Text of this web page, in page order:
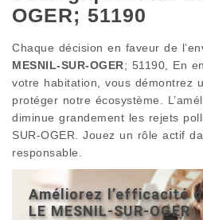
OGER; 51190
Chaque décision en faveur de
MESNIL-SUR-OGER; 51190, En
votre habitation, vous démontrez
protéger notre écosystème.
diminue grandement les rejets
SUR-OGER. Jouez un rôle actif
responsable.
Améliorez l’efficacité
LE MESNIL-SUR-OGER